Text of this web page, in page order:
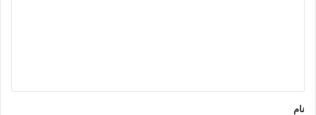
چون شمع نکورویی در رهگذر باد است، طرف هنری بربند از شمع نکورویی
نام